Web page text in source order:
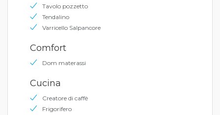
Tavolo pozzetto
Tendalino
Varricello Salpancore
Comfort
Dom materassi
Cucina
Creatore di caffè
Frigorifero